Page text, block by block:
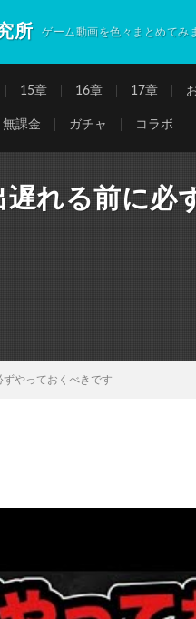
所 ゲーム動画を色々まとめてみ
15章 16章 17章
無課金 ガチャ コラボ
れる前に必
ずやっておくべきです